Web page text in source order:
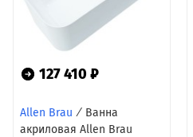
127 410 ₽
Allen Brau / Ванна
акриловая Allen Brau